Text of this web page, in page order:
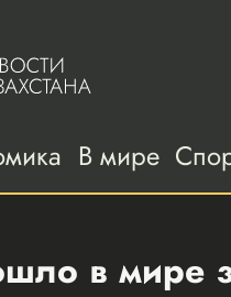
В мире
в мире